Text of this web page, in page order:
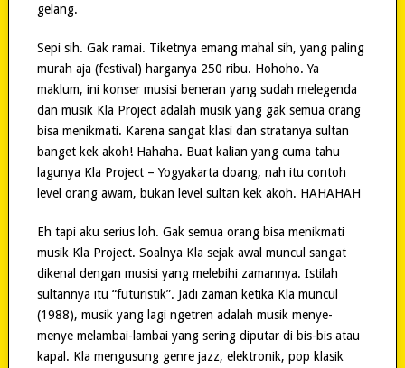
gelang.
Sepi sih. Gak ramai. Tiketnya emang mahal sih, yang paling
murah aja (festival) harganya 250 ribu. Hohoho. Ya
maklum, ini konser musisi beneran yang sudah melegenda
dan musik Kla Project adalah musik yang gak semua orang
bisa menikmati. Karena sangat klasi dan stratanya sultan
banget kek akoh! Hahaha. Buat kalian yang cuma tahu
lagunya Kla Project – Yogyakarta doang, nah itu contoh
level orang awam, bukan level sultan kek akoh. HAHAHAH
Eh tapi aku serius loh. Gak semua orang bisa menikmati
musik Kla Project. Soalnya Kla sejak awal muncul sangat
dikenal dengan musisi yang melebihi zamannya. Istilah
sultannya itu “futuristik”. Jadi zaman ketika Kla muncul
(1988), musik yang lagi ngetren adalah musik menye-
menye melambai-lambai yang sering diputar di bis-bis atau
kapal. Kla mengusung genre jazz, elektronik, pop klasik